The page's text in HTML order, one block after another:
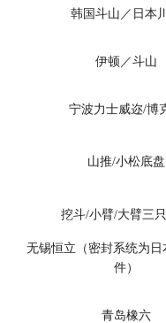
韩国斗山／日本
伊顿／斗山
宁波力士威迩/博
山推/小松底盘
挖斗/小臂/大臂三
无锡恒立（密封系统为日
件）
青岛橡六